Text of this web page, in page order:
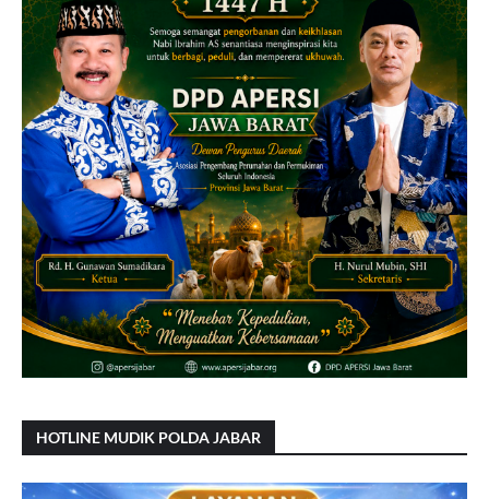
HOTLINE MUDIK POLDA JABAR